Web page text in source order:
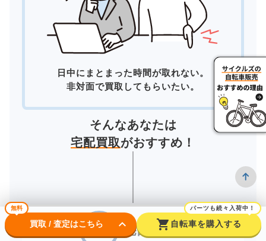
日中にまとまった時間が取れない。
非対面で買取してもらいたい。
そんなあなたは
宅配買取がおすすめ！
宅配買取
無料
買取 / 査定はこちら keyboard_arrow_down shopping_cart
パーツも続々入荷中！
自転車を購入する